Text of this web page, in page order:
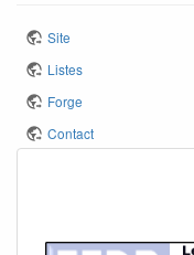
Site
Listes
Forge
Contact